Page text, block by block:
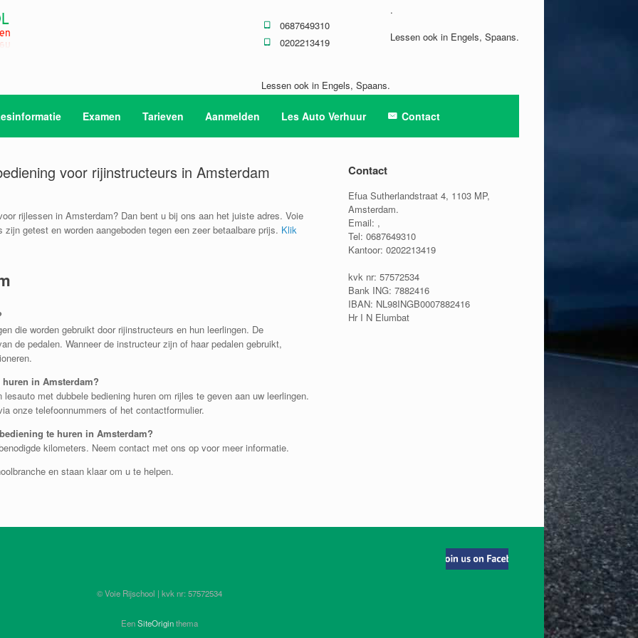
0687649310
0202213419
Lessen ook in Engels, Spaans.
.
Lessen ook in Engels, Spaans.
Examen Tarieven Aanmelden Les Auto Verhuur Contact
voor rijinstructeurs in Amsterdam
rijlessen in Amsterdam? Dan bent u bij ons aan het juiste adres. Voie
zijn getest en worden aangeboden tegen een zeer betaalbare prijs. Klik
die worden gebruikt door rijinstructeurs en hun leerlingen. De
de pedalen. Wanneer de instructeur zijn of haar pedalen gebruikt,
in Amsterdam?
met dubbele bediening huren om rijles te geven aan uw leerlingen.
onze telefoonnummers of het contactformulier.
te huren in Amsterdam?
kilometers. Neem contact met ons op voor meer informatie.
en staan klaar om u te helpen.
Contact
Efua Sutherlandstraat 4, 1103 MP,
Amsterdam.
Email: ,
Tel: 0687649310
Kantoor: 0202213419
kvk nr: 57572534
Bank ING: 7882416
IBAN: NL98INGB0007882416
Hr I N Elumbat
© Voie Rijschool | kvk nr: 57572534
EenSiteOriginthema